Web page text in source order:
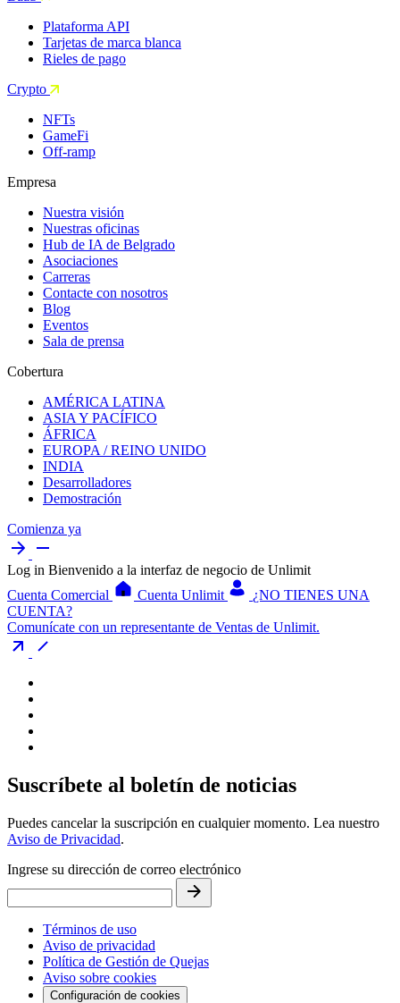
Plataforma API
Tarjetas de marca blanca
Rieles de pago
Crypto
NFTs
GameFi
Off-ramp
Empresa
Nuestra visión
Nuestras oficinas
Hub de IA de Belgrado
Asociaciones
Carreras
Contacte con nosotros
Blog
Eventos
Sala de prensa
Cobertura
AMÉRICA LATINA
ASIA Y PACÍFICO
ÁFRICA
EUROPA / REINO UNIDO
INDIA
Desarrolladores
Demostración
Comienza ya
Log in Bienvenido a la interfaz de negocio de Unlimit
Cuenta Comercial
Cuenta Unlimit
¿NO TIENES UNA
CUENTA?
Comunícate con un representante de Ventas de Unlimit.
Suscríbete al boletín de noticias
Puedes cancelar la suscripción en cualquier momento. Lea nuestro
Aviso de Privacidad.
Ingrese su dirección de correo electrónico
Términos de uso
Aviso de privacidad
Política de Gestión de Quejas
Aviso sobre cookies
Configuración de cookies